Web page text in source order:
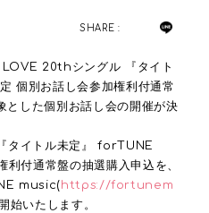
SHARE :
20thシングル 『タイト
個別お話し会参加権利付通常
とした個別お話し会の開催が決
タイトル未定』 forTUNE
付通常盤の抽選購入申込を、
music( https://fortunem
始いたします。